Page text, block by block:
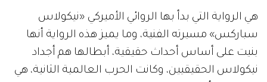
هي الرواية التي بدأ بها الروائي الأميركي «نيكولاس
سباركس» مسيرته الفنية، وما يميز هذه الرواية أنها
بنيت على أساس أحداث حقيقية، أبطالها هم أجداد
نيكولاس الحقيقيين، وكانت الحرب العالمية الثانية، هي